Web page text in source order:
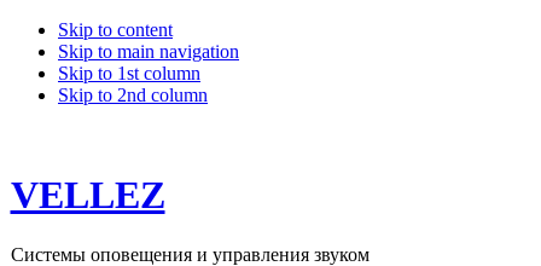
Skip to content
Skip to main navigation
Skip to 1st column
Skip to 2nd column
VELLEZ
Системы оповещения и управления звуком